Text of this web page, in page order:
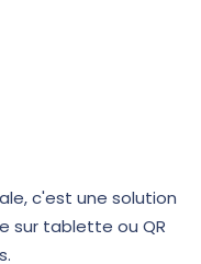
c'est une solution
sur tablette ou QR